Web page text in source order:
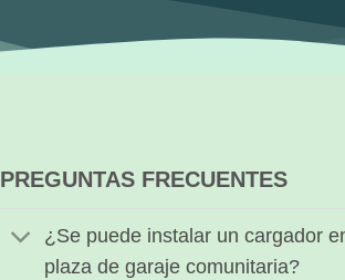
PREGUNTAS FRECUENTES
¿Se puede instalar un cargador
plaza de garaje comunitaria?